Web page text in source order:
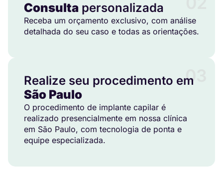
Consulta personalizada
Receba um orçamento exclusivo, com análise
detalhada do seu caso e todas as orientações.
03
Realize seu procedimento em
São Paulo
O procedimento de implante capilar é
realizado presencialmente em nossa clínica
em São Paulo, com tecnologia de ponta e
equipe especializada.